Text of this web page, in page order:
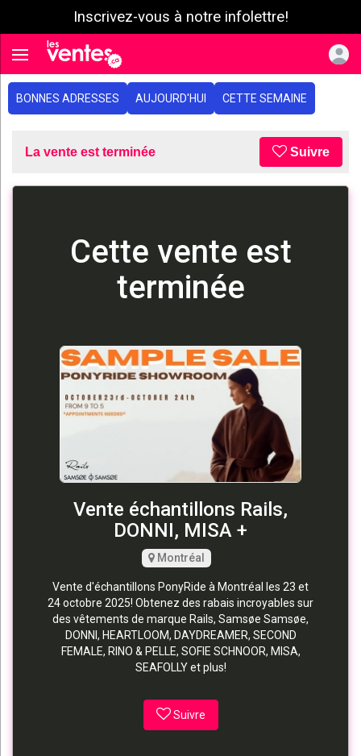
Inscrivez-vous à notre infolettre!
Toggle navigation
BONNES ADRESSES AUJOURD'HUI CETTE SEMAINE
La vente est terminée Suivre
Cette vente est
terminée
Vente échantillons Rails,
DONNI, MISA +
Montréal
Vente d'échantillons PonyRide à Montréal les 23 et
24 octobre 2025! Obtenez des rabais incroyables sur
des vêtements de marque Rails, Samsøe Samsøe,
DONNI, HEARTLOOM, DAYDREAMER, SECOND
FEMALE, RINO & PELLE, SOFIE SCHNOOR, MISA,
SEAFOLLY et plus!
Suivre